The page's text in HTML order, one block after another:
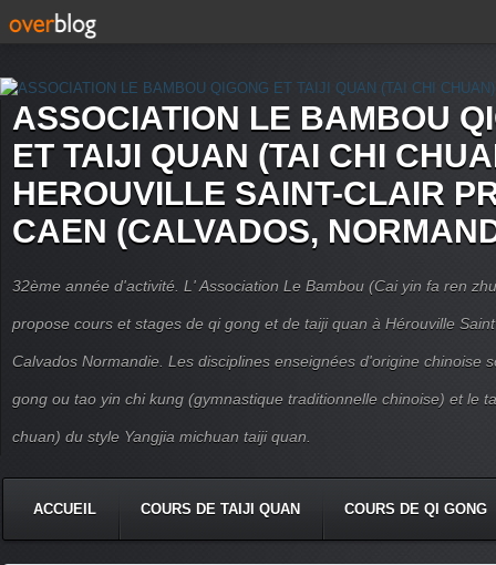
ASSOCIATION LE BAMBOU
ET TAIJI QUAN (TAI CHI
HEROUVILLE SAINT-CLAIR
CAEN (CALVADOS,
32ème année d'activité. L' Association Le Bambou (Cai yin fa ren
propose cours et stages de qi gong et de taiji quan à Hérouville
Calvados Normandie. Les disciplines enseignées d'origine chinoise
gong ou tao yin chi kung (gymnastique traditionnelle chinoise) et le
chuan) du style Yangjia michuan taiji quan.
ACCUEIL COURS DE TAIJI QUAN COURS DE QI GONG